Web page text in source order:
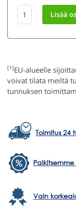
[1]EU-alueelle
voivat tilata meiltä
tunnuksen
Toimitus 24
Vain